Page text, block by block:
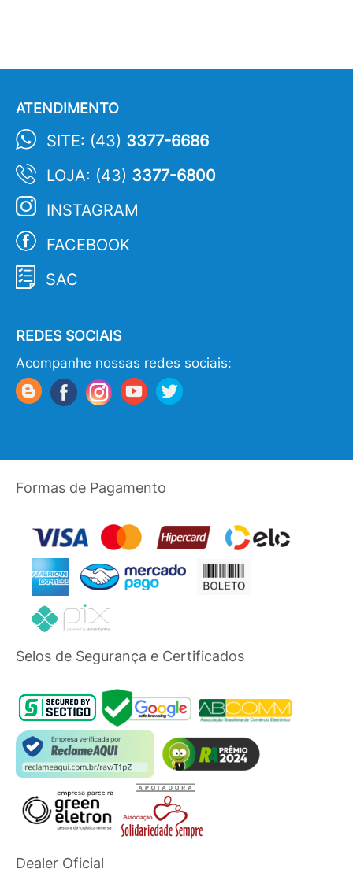
ATENDIMENTO
SITE: (43) 3377-6686
LOJA: (43) 3377-6800
INSTAGRAM
FACEBOOK
SAC
REDES SOCIAIS
Acompanhe nossas redes sociais:
Formas de Pagamento
Selos de Segurança e Certificados
Dealer Oficial